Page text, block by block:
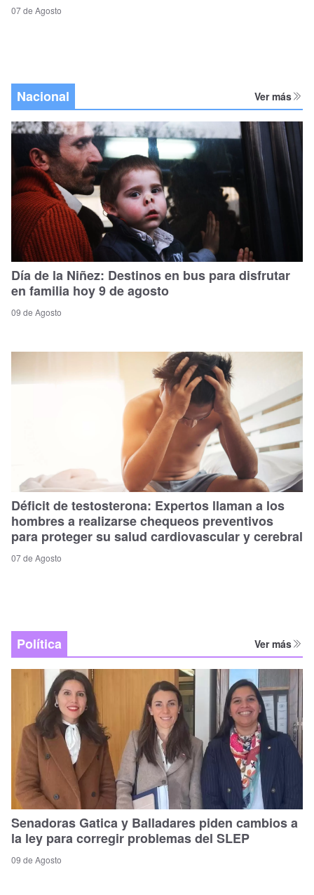
07 de Agosto
Nacional Ver más
Día de la Niñez: Destinos en bus para disfrutar
en familia hoy 9 de agosto
09 de Agosto
Déficit de testosterona: Expertos llaman a los
hombres a realizarse chequeos preventivos
para proteger su salud cardiovascular y cerebral
07 de Agosto
Política Ver más
Senadoras Gatica y Balladares piden cambios a
la ley para corregir problemas del SLEP
09 de Agosto